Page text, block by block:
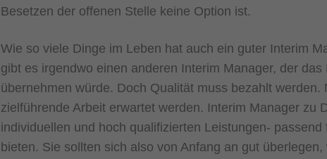
Besetzen der offenen Stelle keine Option ist.
Wie so viele Dinge im Leben hat auch ein guter Interim
gibt es irgendwo einen anderen Interim Manager, der das
übernehmen würde. Doch Qualität muss bezahlt werden.
zielführende Arbeit erwartet werden. Interim Manager zu
individuellen und hoch qualifizierten Leistungen-
bieten. Sie sollten sich also von Anfang an gut